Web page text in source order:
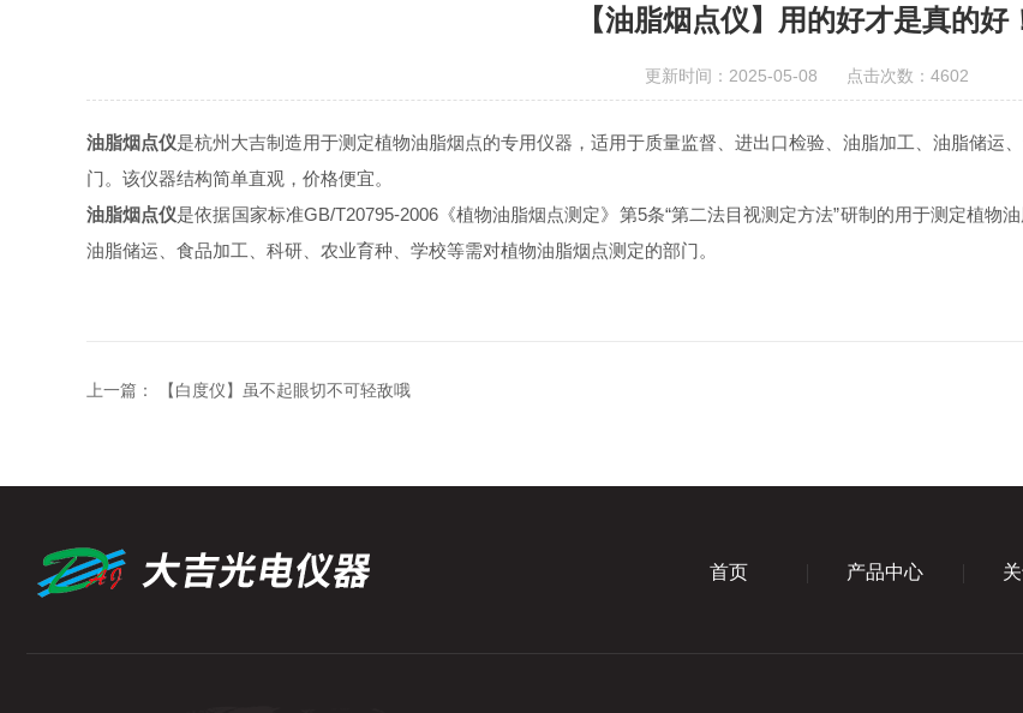
【油脂烟点仪】用的好才是真的好
更新时间：2025-05-08 点击次数：4602
油脂烟点仪是杭州大吉制造用于测定植物油脂烟点的专用仪器，适用于质量监督、进出口检验、油脂加工、油脂储运
门。该仪器结构简单直观，价格便宜。
油脂烟点仪是依据国家标准GB/T20795-2006《植物油脂烟点测定》第5条“第二法目视测定方法”研制的用于测定植物
油脂储运、食品加工、科研、农业育种、学校等需对植物油脂烟点测定的部门。
上一篇： 【白度仪】虽不起眼切不可轻敌哦
首页 产品中心